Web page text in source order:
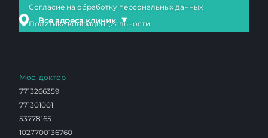
Все адреса клиник ▼
Согласие на обработку персональных данных
Политика конфиденциальности
Мос. доктор
7713266359
771301001
53778165
1027700136760